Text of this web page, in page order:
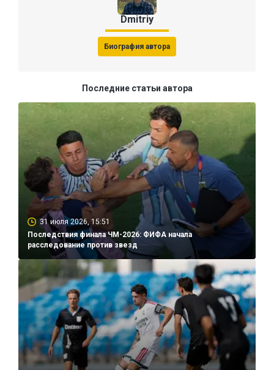
Dmitriy
Биография автора
Последние статьи автора
31 июля 2026, 15:51
Последствия финала ЧМ-2026: ФИФА начала
расследование против звезд